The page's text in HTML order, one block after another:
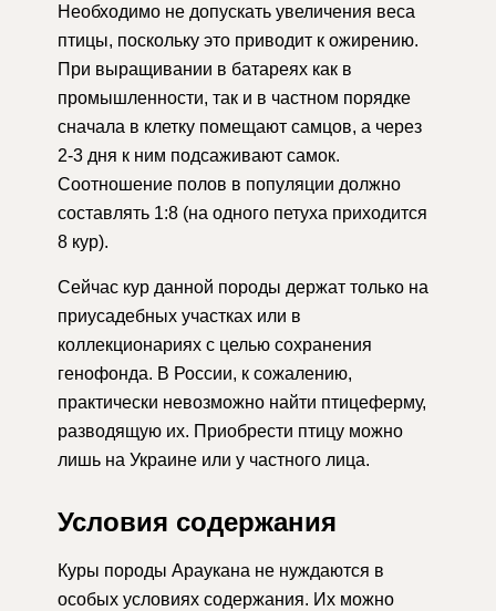
Необходимо не допускать увеличения веса
птицы, поскольку это приводит к ожирению.
При выращивании в батареях как в
промышленности, так и в частном порядке
сначала в клетку помещают самцов, а через
2-3 дня к ним подсаживают самок.
Соотношение полов в популяции должно
составлять 1:8 (на одного петуха приходится
8 кур).
Сейчас кур данной породы держат только на
приусадебных участках или в
коллекционариях с целью сохранения
генофонда. В России, к сожалению,
практически невозможно найти птицеферму,
разводящую их. Приобрести птицу можно
лишь на Украине или у частного лица.
Условия содержания
Куры породы Араукана не нуждаются в
особых условиях содержания. Их можно